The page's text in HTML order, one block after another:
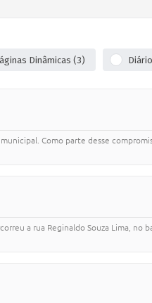
Dinâmicas (3)
Como parte desse
a rua Reginaldo Souza Lima, no